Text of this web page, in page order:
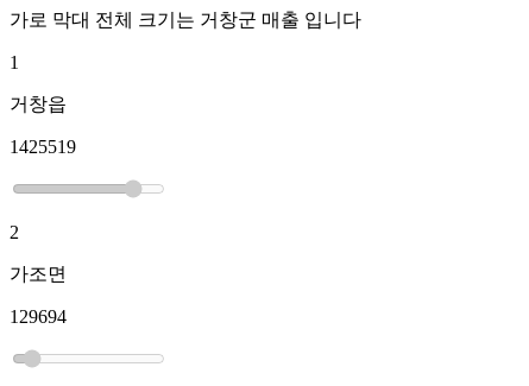
가로 막대 전체 크기는 거창군 매출 입니다
1
거창읍
1425519
2
가조면
129694